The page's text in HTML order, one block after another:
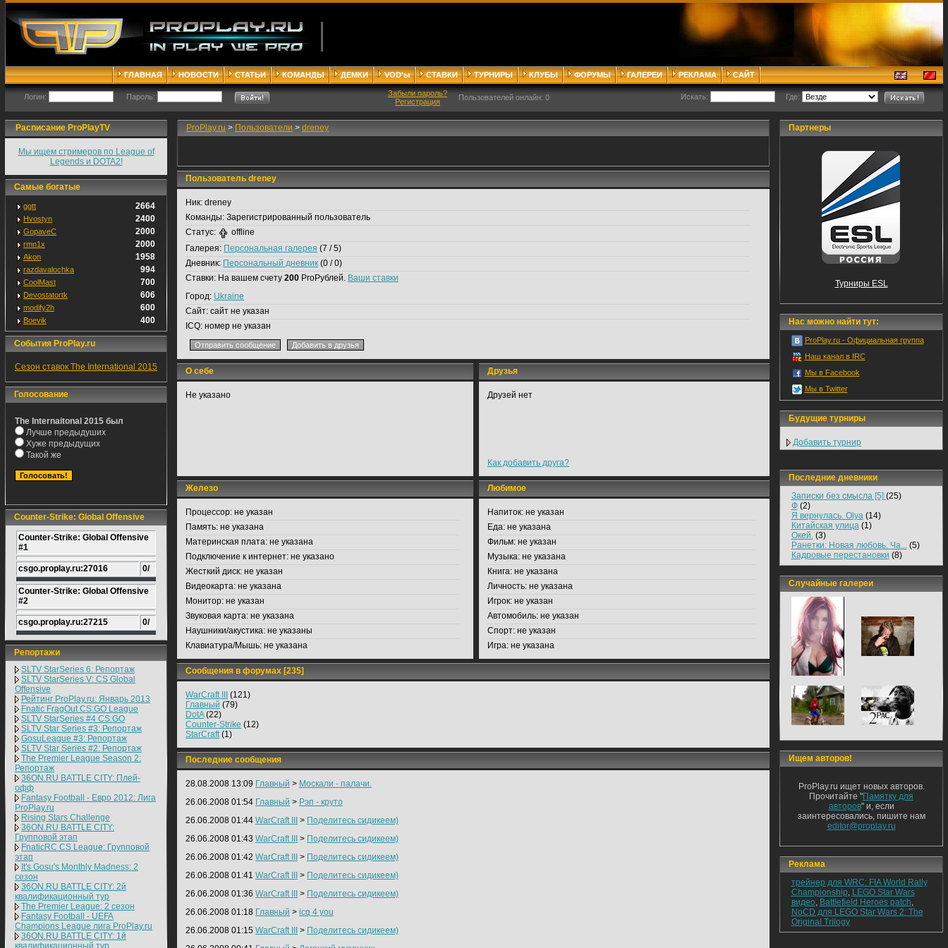
ГЛАВНАЯ НОВОСТИ СТАТЬИ КОМАНДЫ ДЕМКИ VOD'ы СТАВКИ ТУРНИРЫ КЛУБЫ ФОРУМЫ ГАЛЕРЕИ РЕКЛАМА САЙТ
Логин: Пароль:
Забыли пароль?
Регистрация
Пользователей онлайн: 0 Искать: Где:
Расписание ProPlayTV
Мы ищем стримеров по League of
Legends и DOTA2!
Самые богатые
ggtt 2664
Hvostyn 2400
GopaveC 2000
rmn1x 2000
Akon 1958
razdavalochka 994
CoolMast 700
Devostatortk 606
modify2h 600
Boevik 400
События ProPlay.ru
Сезон ставок The International 2015
Голосование
The Internaitonal 2015 был
Лучше предыдуших
Хуже предыдущих
Такой же
Counter-Strike: Global Offensive
Counter-Strike: Global Offensive
#1
csgo.proplay.ru:27016 0/
Counter-Strike: Global Offensive
#2
csgo.proplay.ru:27215 0/
Репортажи
SLTV StarSeries 6: Репортаж
SLTV StarSeries V: CS Global
Offensive
Рейтинг ProPlay.ru: Январь 2013
Fnatic FragOut CS:GO League
SLTV StarSeries #4 CS:GO
SLTV Star Series #3: Репортаж
GosuLeague #3: Репортаж
SLTV Star Series #2: Репортаж
The Premier League Season 2:
Репортаж
36ON.RU BATTLE CITY: Плей-
офф
Fantasy Football - Евро 2012: Лига
ProPlay.ru
Rising Stars Challenge
36ON.RU BATTLE CITY:
Групповой этап
FnaticRC CS League: Групповой
этап
It's Gosu's Monthly Madness: 2
сезон
36ON.RU BATTLE CITY: 2й
квалификационный тур
The Premier League: 2 cезон
Fantasy Football - UEFA
Champions League лига ProPlay.ru
36ON.RU BATTLE CITY: 1й
квалификационный тур
ProPlay.ru > Пользователи > dreney
Пользователь dreney
Ник: dreney
Команды: Зарегистрированный пользователь
Статус:
offline
Галерея: Персональная галерея (7 / 5)
Дневник: Персональный дневник (0 / 0)
Ставки: На вашем счету 200 ProРублей. Ваши ставки
Город: Ukraine
Сайт: сайт не указан
ICQ: номер не указан
О себе
Не указано
Друзья
Друзей нет
Как добавить друга?
Железо
Процессор: не указан
Память: не указана
Материнская плата: не указана
Подключение к интернет: не указано
Жесткий диск: не указан
Видеокарта: не указана
Монитор: не указан
Звуковая карта: не указана
Наушники/акустика: не указаны
Клавиатура/Мышь: не указана
Любимое
Напиток: не указан
Еда: не указана
Фильм: не указан
Музыка: не указана
Книга: не указана
Личность: не указана
Игрок: не указан
Автомобиль: не указан
Спорт: не указан
Игра: не указана
Сообщения в форумах [235]
WarCraft III
(121)
Главный (79)
DotA(22)
Counter-Strike (12)
StarCraft(1)
Последние сообщения
28.08.2008 13:09 Главный > Москали - палачи.
26.06.2008 01:54 Главный > Рэп - круто
26.06.2008 01:44 WarCraft III > Поделитесь сидикеем)
26.06.2008 01:43 WarCraft III > Поделитесь сидикеем)
26.06.2008 01:42 WarCraft III > Поделитесь сидикеем)
26.06.2008 01:41 WarCraft III > Поделитесь сидикеем)
26.06.2008 01:36 WarCraft III > Поделитесь сидикеем)
26.06.2008 01:18 Главный > icq 4 you
26.06.2008 01:15 WarCraft III > Поделитесь сидикеем)
Партнеры
Турниры ESL
Нас можно найти тут:
ProPlay.ru - Официальная группа
Наш канал в IRC
Мы в Facebook
Мы в Twitter
Будущие турниры
Добавить турнир
Последние дневники
Записки без смысла [5] (25)
Ф(2)
Я вернулась. Olya(14)
Китайская улица(1)
Окей.(3)
Ранетки: Новая любовь. Ча...(5)
Кадровые перестановки (8)
Случайные галереи
Ищем авторов!
ProPlay.ru ищет новых авторов.
Прочитайте "Памятку для
авторов" и, если
заинтересовались, пишите нам
editor@proplay.ru
Реклама
трейнер для WRC: FIA World Rally
Championship, LEGO Star Wars
видео, Battlefield Heroes patch,
NoCD для LEGO Star Wars 2: The
Original Trilogy